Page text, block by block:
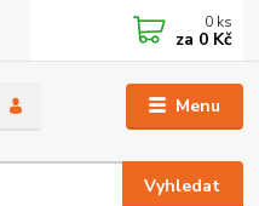
Menu
Vyhledat
0 ks
za 0 Kč